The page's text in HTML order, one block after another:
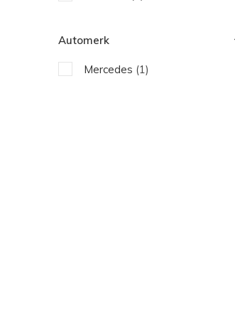
Automerk
Mercedes (1)